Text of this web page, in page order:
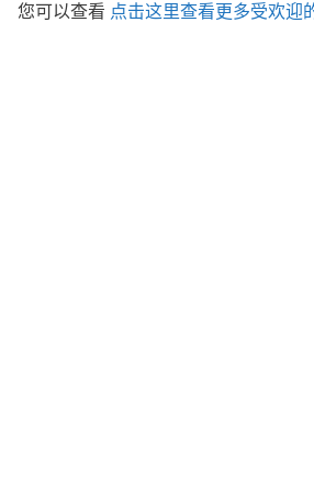
您可以查看 点击这里查看更多受欢迎